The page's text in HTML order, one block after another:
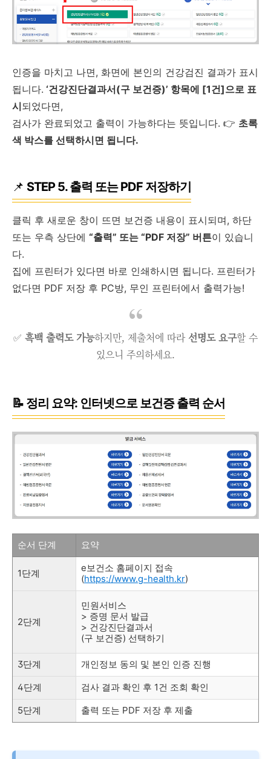
인증을 마치고 나면, 화면에 본인의 건강검진 결과가 표시
됩니다. ‘건강진단결과서(구 보건증)’ 항목에 [1건]으로 표
시되었다면,
검사가 완료되었고 출력이 가능하다는 뜻입니다. 👉 초록
색 박스를 선택하시면 됩니다.
📌 STEP 5. 출력 또는 PDF 저장하기
클릭 후 새로운 창이 뜨면 보건증 내용이 표시되며, 하단
또는 우측 상단에 “출력” 또는 “PDF 저장” 버튼이 있습니
다.
집에 프린터가 있다면 바로 인쇄하시면 됩니다. 프린터가
없다면 PDF 저장 후 PC방, 무인 프린터에서 출력가능!
✅ 흑백 출력도 가능하지만, 제출처에 따라 선명도 요구할 수
있으니 주의하세요.
📝 정리 요약: 인터넷으로 보건증 출력 순서
순서 단계 요약
1단계
e보건소 홈페이지 접속
(https://www.g-health.kr)
2단계
민원서비스
> 증명 문서 발급
> 건강진단결과서
(구 보건증) 선택하기
3단계
개인정보 동의 및 본인 인증 진행
4단계
검사 결과 확인 후 1건 조회 확인
5단계
출력 또는 PDF 저장 후 제출